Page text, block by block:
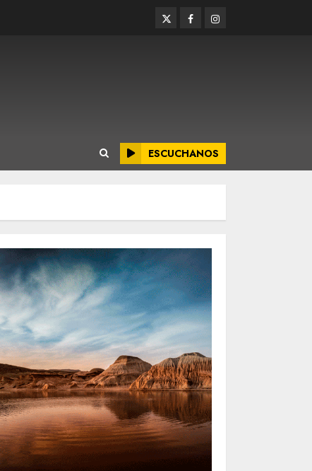
TwitterFacebookInstagram
ESCUCHANOS